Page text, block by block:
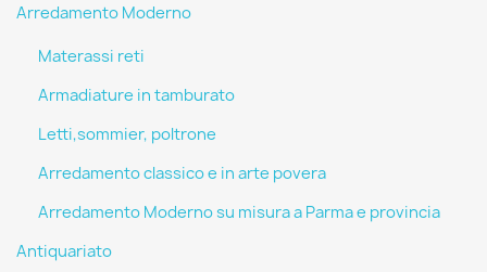
Arredamento Moderno
Materassi reti
Armadiature in tamburato
Letti,sommier, poltrone
Arredamento classico e in arte povera
Arredamento Moderno su misura a Parma e provincia
Antiquariato